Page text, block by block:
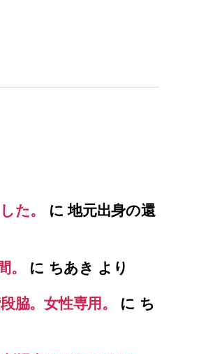
た。 に地元出身の還
。 に ちあき より
脇。女性専用。 に ち